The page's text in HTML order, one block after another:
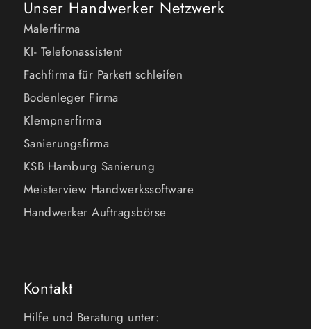
Unser Handwerker Netzwerk
Malerfirma
KI- Telefonassistent
Fachfirma für Parkett schleifen
Bodenleger Firma
Klempnerfirma
Sanierungsfirma
KSB Hamburg Sanierung
Meisterview Handwerkssoftware
Handwerker Auftragsbörse
Kontakt
Hilfe und Beratung unter: